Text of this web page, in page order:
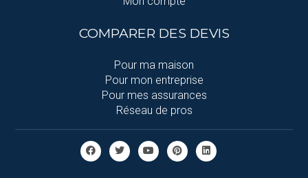
COMPARER DES DEVIS
Pour ma maison
Pour mon entreprise
Pour mes assurances
Réseau de pros